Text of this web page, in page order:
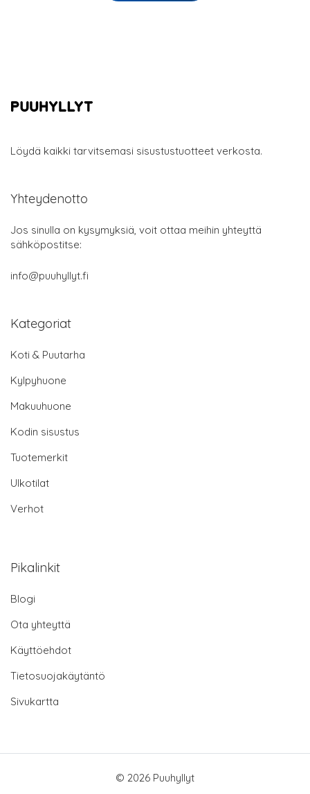
Löydä kaikki tarvitsemasi sisustustuotteet verkosta.
Yhteydenotto
Jos sinulla on kysymyksiä, voit ottaa meihin yhteyttä
sähköpostitse:
info@puuhyllyt.fi
Kategoriat
Koti & Puutarha
Kylpyhuone
Makuuhuone
Kodin sisustus
Tuotemerkit
Ulkotilat
Verhot
Pikalinkit
Blogi
Ota yhteyttä
Käyttöehdot
Tietosuojakäytäntö
Sivukartta
© 2026 Puuhyllyt